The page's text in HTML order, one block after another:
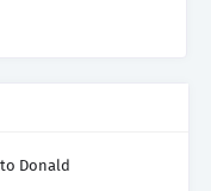
Donald